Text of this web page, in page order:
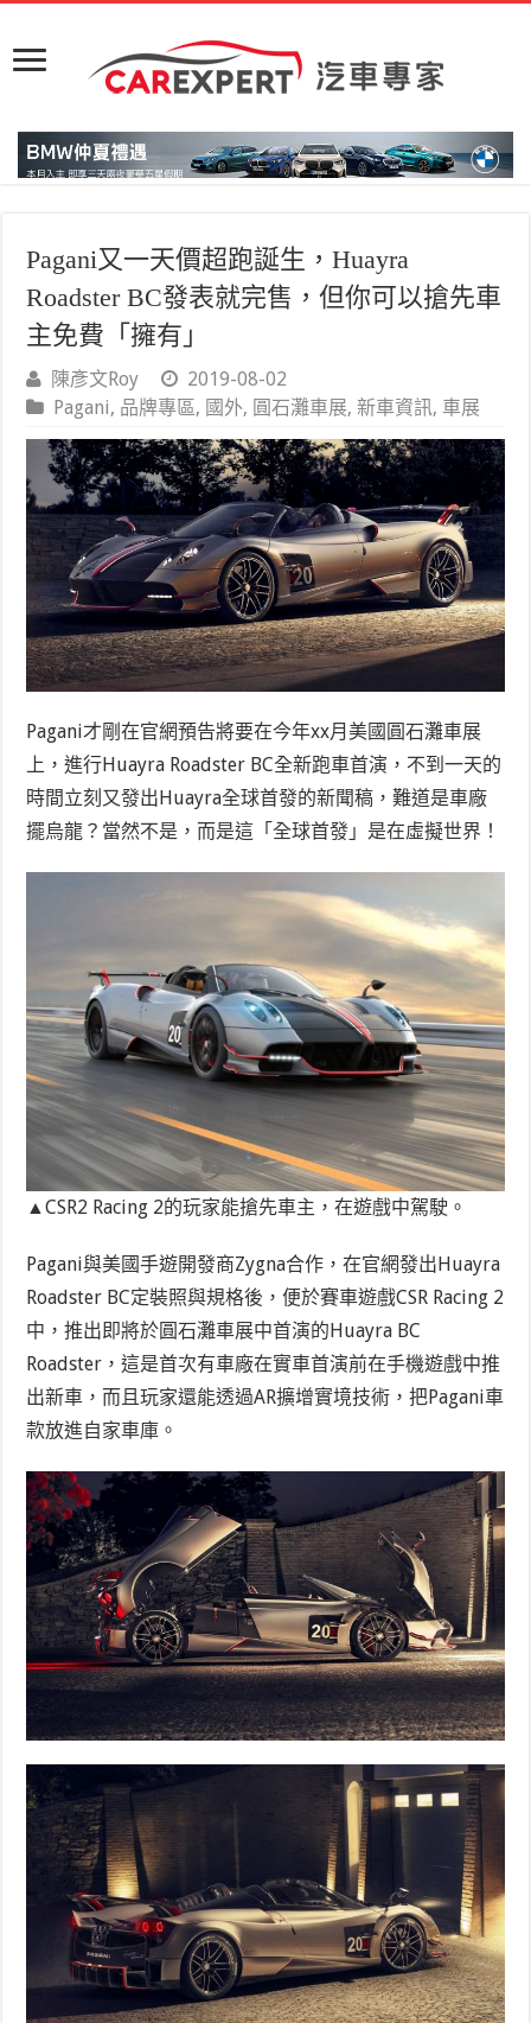
Pagani又一天價超跑誕生，Huayra
Roadster BC發表就完售，但你可以搶先車
主免費「擁有」
陳彥文Roy
2019-08-02
Pagani, 品牌專區, 國外, 圓石灘車展,新車資訊, 車展
Pagani才剛在官網預告將要在今年xx月美國圓石灘車展
上，進行Huayra Roadster BC全新跑車首演，不到一天的
時間立刻又發出Huayra全球首發的新聞稿，難道是車廠
擺烏龍？當然不是，而是這「全球首發」是在虛擬世界！
▲CSR2 Racing 2的玩家能搶先車主，在遊戲中駕駛。
Pagani與美國手遊開發商Zygna合作，在官網發出Huayra
Roadster BC定裝照與規格後，便於賽車遊戲CSR Racing 2
中，推出即將於圓石灘車展中首演的Huayra BC
Roadster，這是首次有車廠在實車首演前在手機遊戲中推
出新車，而且玩家還能透過AR擴增實境技術，把Pagani車
款放進自家車庫。